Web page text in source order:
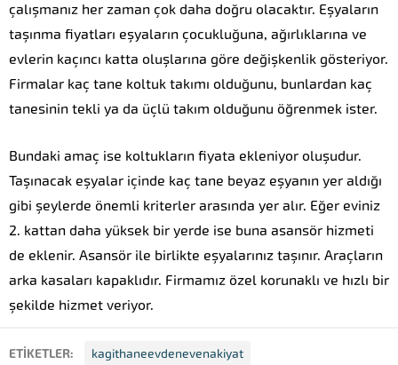
çalışmanız her zaman çok daha doğru olacaktır. Eşyaların
taşınma fiyatları eşyaların çocukluğuna, ağırlıklarına ve
evlerin kaçıncı katta oluşlarına göre değişkenlik gösteriyor.
Firmalar kaç tane koltuk takımı olduğunu, bunlardan kaç
tanesinin tekli ya da üçlü takım olduğunu öğrenmek ister.
Bundaki amaç ise koltukların fiyata ekleniyor oluşudur.
Taşınacak eşyalar içinde kaç tane beyaz eşyanın yer aldığı
gibi şeylerde önemli kriterler arasında yer alır. Eğer eviniz
2. kattan daha yüksek bir yerde ise buna asansör hizmeti
de eklenir. Asansör ile birlikte eşyalarınız taşınır. Araçların
arka kasaları kapaklıdır. Firmamız özel korunaklı ve hızlı bir
şekilde hizmet veriyor.
ETİKETLER: kagithaneevdenevenakiyat